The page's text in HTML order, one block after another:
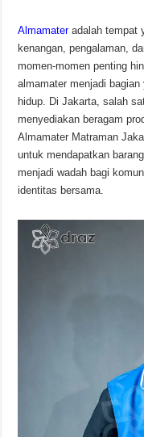
Almamateradalah tempat
kenangan, pengalaman,
momen-momen penting
almamater menjadi
hidup. Di Jakarta, salah
menyediakan beragam
Almamater Matraman
untuk mendapatkan
menjadi wadah bagi
identitas bersama.